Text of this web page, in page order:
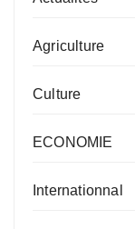
Agriculture
Culture
ECONOMIE
Internationnal